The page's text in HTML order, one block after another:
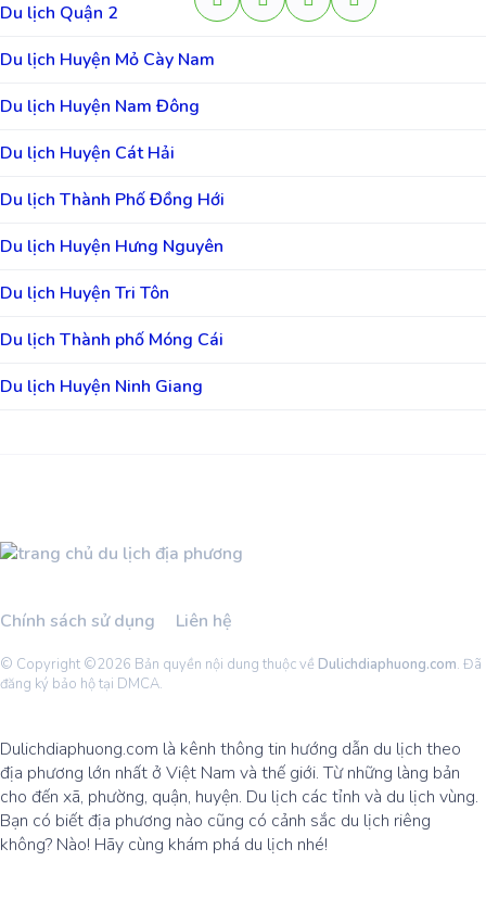
Du lịch Quận 2
Du lịch Huyện Mỏ Cày Nam
Du lịch Huyện Nam Đông
Du lịch Huyện Cát Hải
Du lịch Thành Phố Đồng Hới
Du lịch Huyện Hưng Nguyên
Du lịch Huyện Tri Tôn
Du lịch Thành phố Móng Cái
Du lịch Huyện Ninh Giang
Chính sách sử dụng Liên hệ
© Copyright ©2026 Bản quyền nội dung thuộc về Dulichdiaphuong.com. Đã
đăng ký bảo hộ tại DMCA.
Dulichdiaphuong.com là kênh thông tin hướng dẫn du lịch theo
địa phương lớn nhất ở Việt Nam và thế giới. Từ những làng bản
cho đến xã, phường, quận, huyện. Du lịch các tỉnh và du lịch vùng.
Bạn có biết địa phương nào cũng có cảnh sắc du lịch riêng
không? Nào! Hãy cùng khám phá du lịch nhé!